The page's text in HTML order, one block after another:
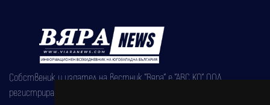
Собственик и издател на вестник "Вяра" е "АВС КО" ООД,
регистрирана на 08.05.2002 година.